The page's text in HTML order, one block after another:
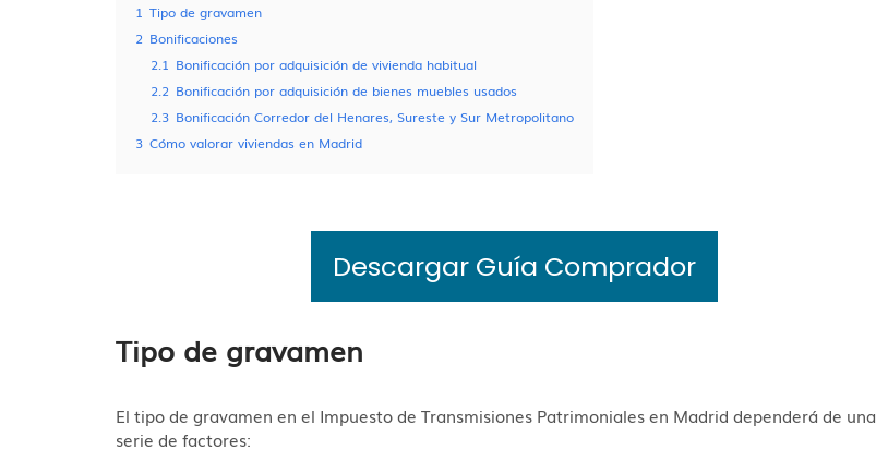
1 Tipo de gravamen
2 Bonificaciones
2.1 Bonificación por adquisición de vivienda habitual
2.2 Bonificación por adquisición de bienes muebles usados
2.3 Bonificación Corredor del Henares, Sureste y Sur Metropolitano
3 Cómo valorar viviendas en Madrid
Descargar Guía Comprador
Tipo de gravamen
El tipo de gravamen en el Impuesto de Transmisiones Patrimoniales en Madrid dependerá de una
serie de factores: